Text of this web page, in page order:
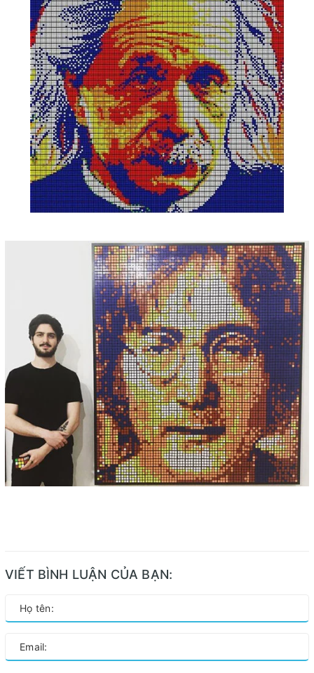
VIẾT BÌNH LUẬN CỦA BẠN: